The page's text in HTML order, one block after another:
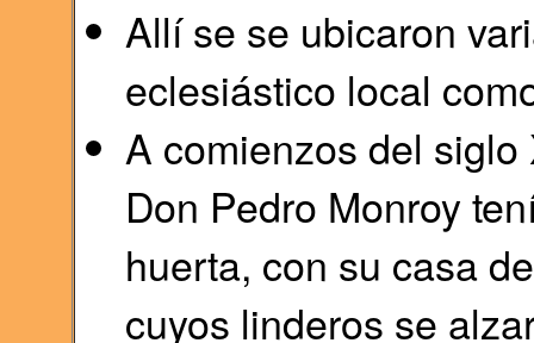
Allí se se ubicaron
eclesiástico local
A comienzos del
Don Pedro Monroy
huerta, con su casa
cuyos linderos se